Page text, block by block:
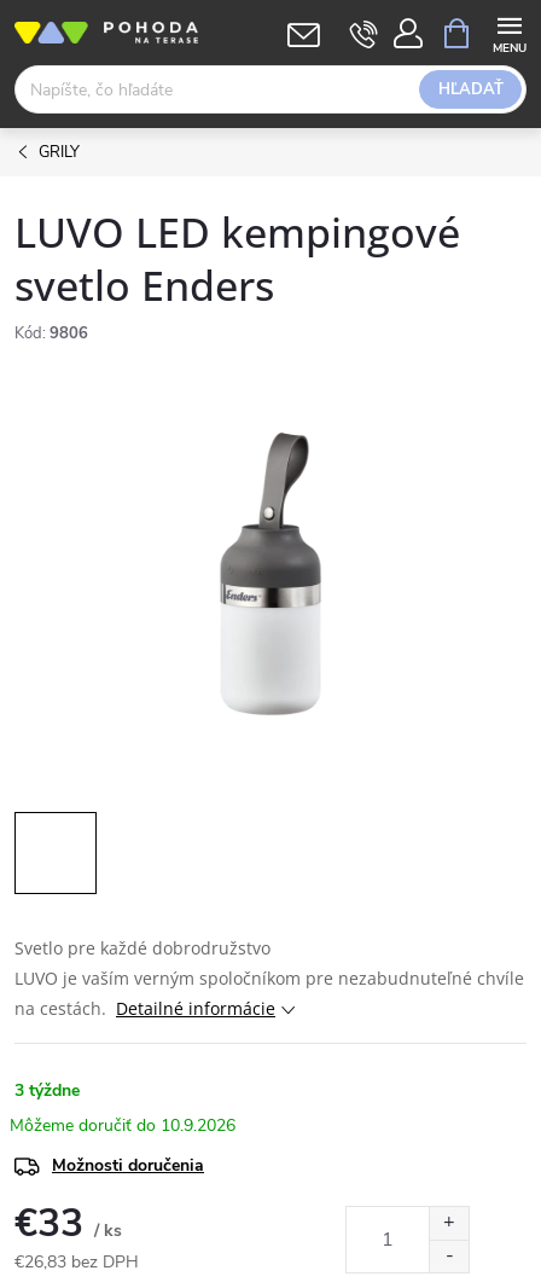
obsah
HĽADAŤ
KOŠÍK
GRILY
LUVO LED kempingové
svetlo Enders
Kód: 9806
Svetlo pre každé dobrodružstvo
LUVO je vaším verným spoločníkom pre nezabudnuteľné chvíle
na cestách. Detailné informácie
3 týždne
10.9.2026
Možnosti doručenia
€33 / ks
€26,83 bez DPH